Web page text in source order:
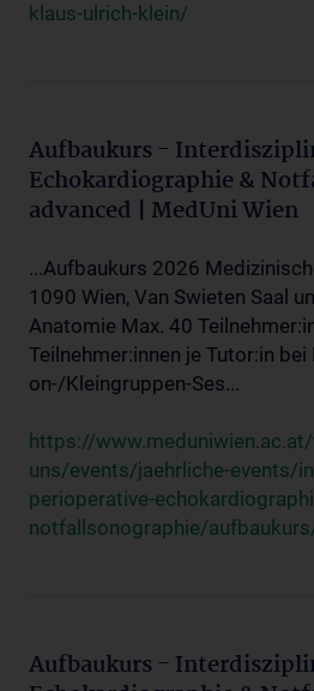
klaus-ulrich-klein/
Aufbaukurs -
Echokardiographie &
advanced | MedUni Wien
...Aufbaukurs 2026
1090 Wien, Van Swieten Saal
Anatomie Max. 40
Teilnehmer:innen je Tutor:in bei
on-/Kleingruppen-Ses...
https://
uns/events/jaehrliche-events/
perioperative-
notfallsonographie/
Aufbaukurs -